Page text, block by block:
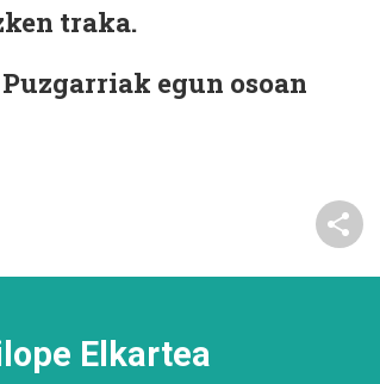
traka.
Puzgarriak egun osoan
Elkartea